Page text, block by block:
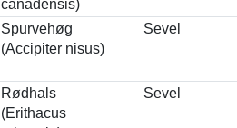
canadensis)
Spurvehøg
(Accipiter nisus)
Sevel
Rødhals
(Erithacus
Sevel